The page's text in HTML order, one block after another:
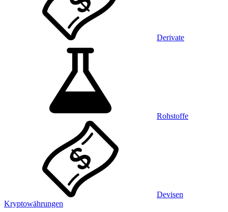
Derivate
Rohstoffe
Devisen
Kryptowährungen